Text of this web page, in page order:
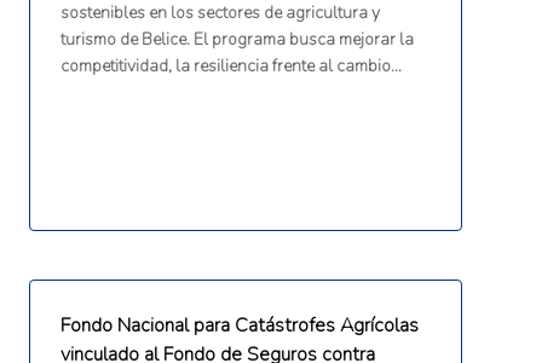
sostenibles en los sectores de agricultura y
turismo de Belice. El programa busca mejorar la
competitividad, la resiliencia frente al cambio
financiada por el Banco Interamericano de
millones.
Fondo Nacional para Catástrofes Agrícolas
vinculado al Fondo de Seguros contra